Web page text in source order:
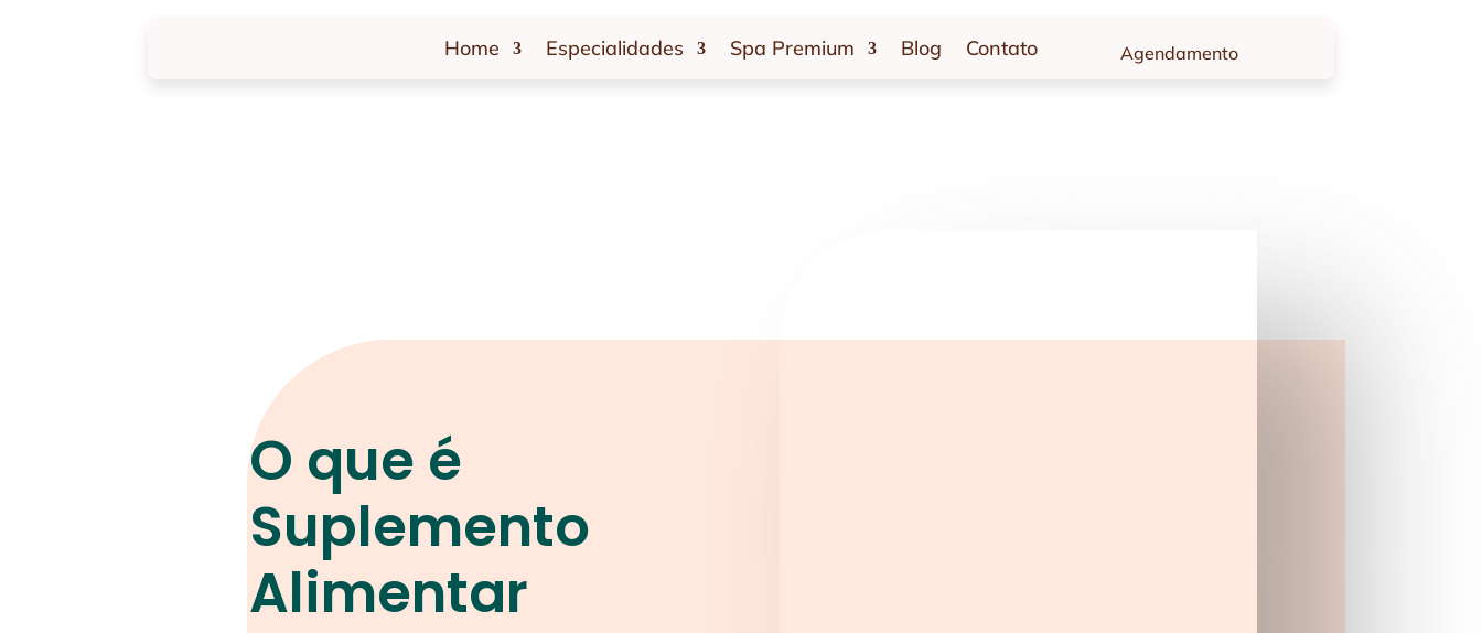
Home Especialidades Spa Premium Blog Contato Agendamento
O que é
Suplemento
Alimentar